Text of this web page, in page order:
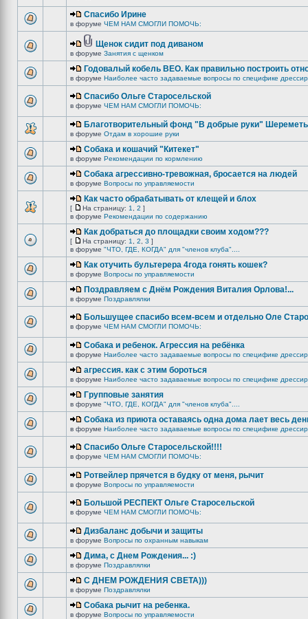
Спасибо Ирине
в форуме ЧЕМ НАМ СМОГЛИ ПОМОЧЬ:
Щенок сидит под диваном
в форуме Занятия с щенком
Годовалый кобель ВЕО. Как правильно построить
в форуме Наиболее часто задаваемые вопросы по специфике
Спасибо Ольге Старосельской
в форуме ЧЕМ НАМ СМОГЛИ ПОМОЧЬ:
Благотворительный фонд "В добрые руки"
в форуме Отдам в хорошие руки
Собака и кошачий "Китекет"
в форуме Рекомендации по кормлению
Собака агрессивно-тревожная, бросается на людей
в форуме Вопросы по управляемости
Как часто обрабатывать от клещей и блох
[ На страницу: 1 2 ]
в форуме Рекомендации по содержанию
Как добраться до площадки своим ходом???
[ На страницу: 1 2 3 ]
в форуме "ЧТО, ГДЕ, КОГДА" для "членов клуба"....
Как отучить бультерера 4года гонять кошек?
в форуме Вопросы по управляемости
Поздравляем с Днём Рождения Виталия Орлова!...
в форуме Поздравлялки
Большущее спасибо всем-всем и отдельно Оле
в форуме ЧЕМ НАМ СМОГЛИ ПОМОЧЬ:
Собака и ребенок. Агрессия на ребёнка
в форуме Наиболее часто задаваемые вопросы по специфике
агрессия. как с этим бороться
в форуме Наиболее часто задаваемые вопросы по специфике
Групповые занятия
в форуме "ЧТО, ГДЕ, КОГДА" для "членов клуба"....
Собака из приюта оставаясь одна дома лает весь
в форуме Наиболее часто задаваемые вопросы по специфике
Спасибо Ольге Старосельской!!!!
в форуме ЧЕМ НАМ СМОГЛИ ПОМОЧЬ:
Ротвейлер прячется в будку от меня, рычит
в форуме Вопросы по управляемости
Большой РЕСПЕКТ Ольге Старосельской
в форуме ЧЕМ НАМ СМОГЛИ ПОМОЧЬ:
Дизбаланс добычи и защиты
в форуме Вопросы по охранным навыкам
Дима, с Днем Рождения... :)
в форуме Поздравлялки
C ДНЕМ РОЖДЕНИЯ СВЕТА)))
в форуме Поздравлялки
Собака рычит на ребенка.
в форуме Вопросы по управляемости